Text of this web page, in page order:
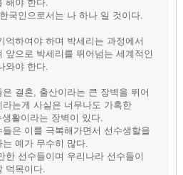
해야 한다.
국인으로서는 나 하나 일 것이다.
억하여야 하며 박세리는 과정에서
앞으로 박세리를 뛰어넘는 세계적인
와야 한다.
은 결혼, 출산이라는 큰 장벽을 뛰어
라는게 사실은 너무나도 가혹한
활이라는 장벽이 있다.
들은 이를 극복해가면서 선수생할을
예가 무수히 많다.
한 선수들이며 우리나라 선수들이
덕목이다.